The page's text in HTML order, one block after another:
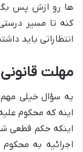
ها رو ازش پس
کنه تا مسیر
انتظاراتی باید
مهلت
یه سؤال خیلی
اینه که محکوم
اینکه حکم قطعی
اجرائیه به محکوم